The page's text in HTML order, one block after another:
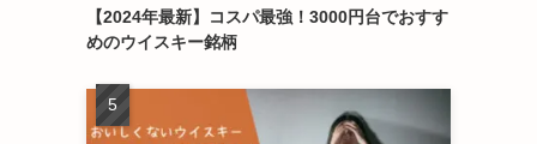
【2024年最新】コスパ最強！3000円台でおすす
めのウイスキー銘柄